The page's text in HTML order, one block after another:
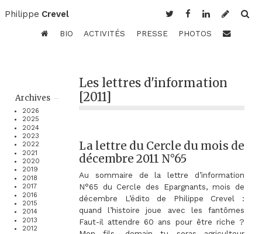
Philippe Crevel
BIO ACTIVITÉS PRESSE PHOTOS
Archives
2026
2025
2024
2023
2022
2021
2020
2019
2018
2017
2016
2015
2014
2013
2012
Les lettres d'information
[2011]
La lettre du Cercle du mois de
décembre 2011 N°65
Au sommaire de la lettre d’information
N°65 du Cercle des Epargnants, mois de
décembre L’édito de Philippe Crevel :
quand l’histoire joue avec les fantômes
Faut-il attendre 60 ans pour être riche ?